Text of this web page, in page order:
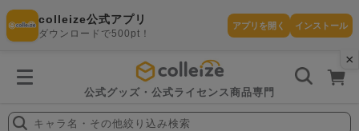
×
colleize公式アプリ
ダウンロードで500pt！
アプリを開く インストール
公式グッズ・公式ライセンス商品専門
キャラ名・その他絞り込み検索